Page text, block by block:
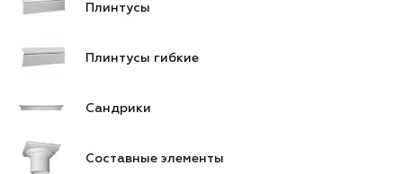
Плинтусы
Плинтусы гибкие
Сандрики
Составные элементы